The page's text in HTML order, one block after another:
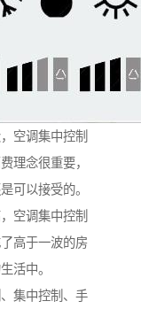
空调集中控制
理念很重要，
可以接受的。
空调集中控制
高于一波的房
活中。
集中控制、手